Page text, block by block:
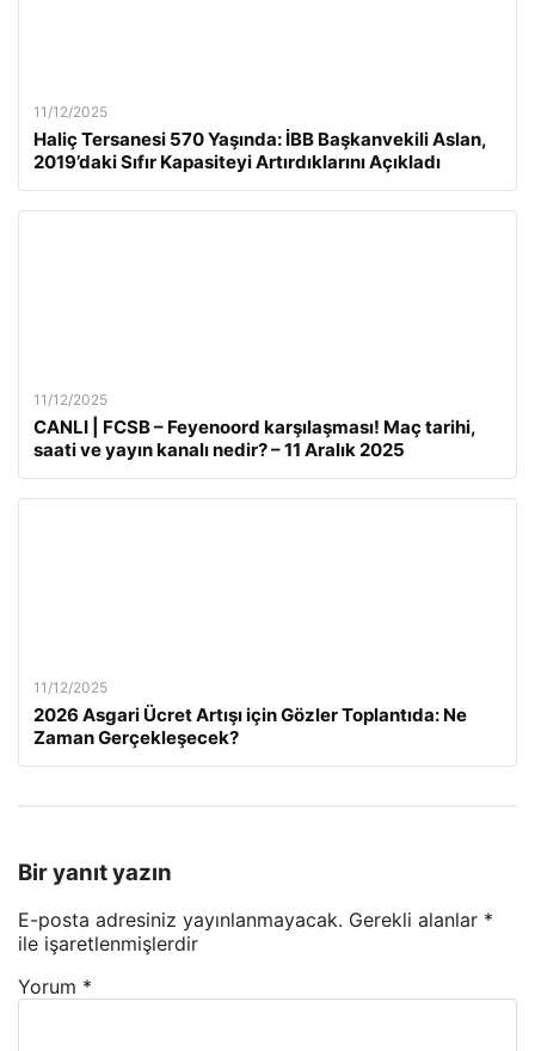
11/12/2025
Haliç Tersanesi 570 Yaşında: İBB Başkanvekili Aslan,
2019’daki Sıfır Kapasiteyi Artırdıklarını Açıkladı
11/12/2025
CANLI | FCSB – Feyenoord karşılaşması! Maç tarihi,
saati ve yayın kanalı nedir? – 11 Aralık 2025
11/12/2025
2026 Asgari Ücret Artışı için Gözler Toplantıda: Ne
Zaman Gerçekleşecek?
Bir yanıt yazın
E-posta adresiniz yayınlanmayacak. Gerekli alanlar *
ile işaretlenmişlerdir
Yorum *